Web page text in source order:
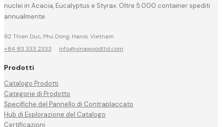
nuclei in Acacia, Eucalyptus e Styrax. Oltre 5.000 container spediti
annualmente.
92 Thien Duc, Phu Dong, Hanoi, Vietnam
+84 83 333 2333 · info@vinawoodltd.com
Prodotti
Catalogo Prodotti
Categorie di Prodotto
Specifiche del Pannello di Contraplaccato
Hub di Esplorazione del Catalogo
Certificazioni